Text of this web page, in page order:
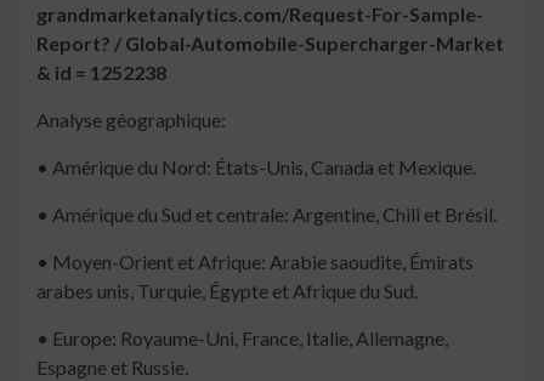
grandmarketanalytics.com/Request-For-Sample-
Report? / Global-Automobile-Supercharger-Market
& id = 1252238
Analyse géographique:
• Amérique du Nord: États-Unis, Canada et Mexique.
• Amérique du Sud et centrale: Argentine, Chili et Brésil.
• Moyen-Orient et Afrique: Arabie saoudite, Émirats
arabes unis, Turquie, Égypte et Afrique du Sud.
• Europe: Royaume-Uni, France, Italie, Allemagne,
Espagne et Russie.